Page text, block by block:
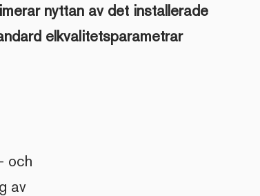
nyttan av det installerade
elkvalitetsparametrar
och
av